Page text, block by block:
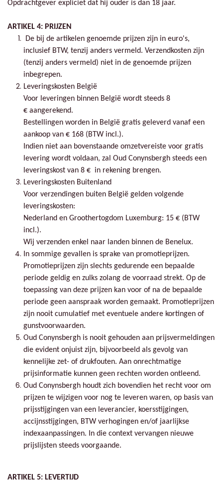
Opdrachtgever expliciet dat hij ouder is dan 18 jaar.
ARTIKEL 4: PRIJZEN
De bij de artikelen genoemde prijzen zijn in euro's,
inclusief BTW, tenzij anders vermeld. Verzendkosten zijn
(tenzij anders vermeld) niet in de genoemde prijzen
inbegrepen.
Leveringskosten België
Voor leveringen binnen België wordt steeds 8
€ aangerekend.
Bestellingen worden in België gratis geleverd vanaf een
aankoop van € 168 (BTW incl.).
Indien niet aan bovenstaande omzetvereiste voor gratis
levering wordt voldaan, zal Oud Conynsbergh steeds een
leveringskost van 8 € in rekening brengen.
Leveringskosten Buitenland
Voor verzendingen buiten België gelden volgende
leveringskosten:
Nederland en Groothertogdom Luxemburg: 15 € (BTW
incl.).
Wij verzenden enkel naar landen binnen de Benelux.
In sommige gevallen is sprake van promotieprijzen.
Promotieprijzen zijn slechts gedurende een bepaalde
periode geldig en zulks zolang de voorraad strekt. Op de
toepassing van deze prijzen kan voor of na de bepaalde
periode geen aanspraak worden gemaakt. Promotieprijzen
zijn nooit cumulatief met eventuele andere kortingen of
gunstvoorwaarden.
Oud Conynsbergh is nooit gehouden aan prijsvermeldingen
die evident onjuist zijn, bijvoorbeeld als gevolg van
kennelijke zet- of drukfouten. Aan onrechtmatige
prijsinformatie kunnen geen rechten worden ontleend.
Oud Conynsbergh houdt zich bovendien het recht voor om
prijzen te wijzigen voor nog te leveren waren, op basis van
prijsstijgingen van een leverancier, koersstijgingen,
accijnsstijgingen, BTW verhogingen en/of jaarlijkse
indexaanpassingen. In die context vervangen nieuwe
prijslijsten steeds voorgaande.
ARTIKEL 5: LEVERTIJD